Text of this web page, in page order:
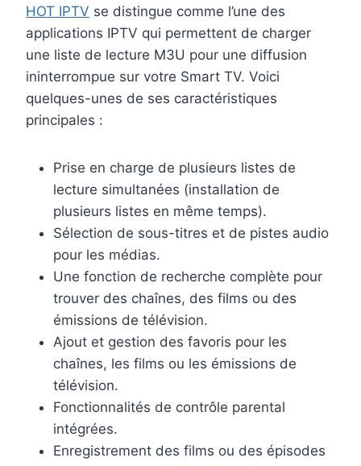
HOT IPTV se distingue comme l’une des
applications IPTV qui permettent de charger
une liste de lecture M3U pour une diffusion
ininterrompue sur votre Smart TV. Voici
quelques-unes de ses caractéristiques
principales :
Prise en charge de plusieurs listes de
lecture simultanées (installation de
plusieurs listes en même temps).
Sélection de sous-titres et de pistes audio
pour les médias.
Une fonction de recherche complète pour
trouver des chaînes, des films ou des
émissions de télévision.
Ajout et gestion des favoris pour les
chaînes, les films ou les émissions de
télévision.
Fonctionnalités de contrôle parental
intégrées.
Enregistrement des films ou des épisodes